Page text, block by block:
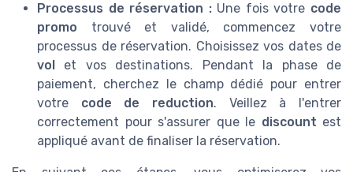
Processus de réservation :Une fois votre code
promo trouvé et validé, commencez votre
processus de réservation. Choisissez vos dates de
vol
et vos destinations. Pendant la phase de
paiement, cherchez le champ dédié pour entrer
votre code de reduction. Veillez à l'entrer
correctement pour s'assurer que le discount est
appliqué avant de finaliser la réservation.